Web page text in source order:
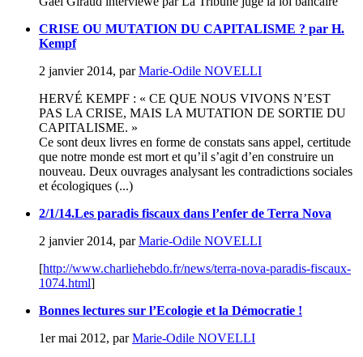
CRISE OU MUTATION DU CAPITALISME ? par H.
Kempf
2 janvier 2014, parMarie-Odile NOVELLI
HERVÉ KEMPF : « CE QUE NOUS VIVONS N’EST
PAS LA CRISE, MAIS LA MUTATION DE SORTIE DU
CAPITALISME. »
Ce sont deux livres en forme de constats sans appel, certitude
que notre monde est mort et qu’il s’agit d’en construire un
nouveau. Deux ouvrages analysant les contradictions sociales
et écologiques (...)
2/1/14.Les paradis fiscaux dans l’enfer de Terra Nova
2 janvier 2014, parMarie-Odile NOVELLI
[http://www.charliehebdo.fr/news/terra-nova-paradis-fiscaux-
1074.html]
Bonnes lectures sur l’Ecologie et la Démocratie !
1er mai 2012, parMarie-Odile NOVELLI